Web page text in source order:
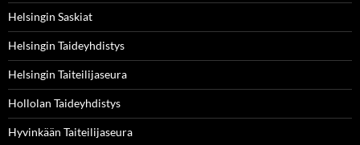
Helsingin Saskiat
Helsingin Taideyhdistys
Helsingin Taiteilijaseura
Hollolan Taideyhdistys
Hyvinkään Taiteilijaseura